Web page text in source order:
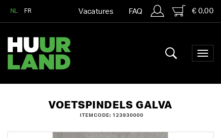
NL FR Vacatures FAQ € 0,00
VOETSPINDELS GALVA
ITEMCODE: 123930000